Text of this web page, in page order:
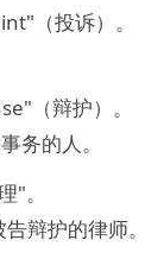
（投诉）。
（辩护）。
务的人。
"。
辩护的律师。